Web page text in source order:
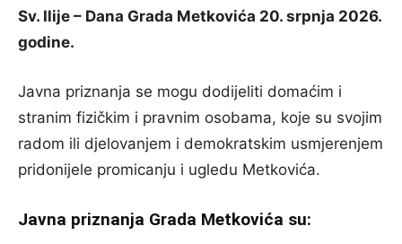
Sv. Ilije – Dana Grada Metkovića 20. srpnja 2026.
godine.
Javna priznanja se mogu dodijeliti domaćim i
stranim fizičkim i pravnim osobama, koje su svojim
radom ili djelovanjem i demokratskim usmjerenjem
pridonijele promicanju i ugledu Metkovića.
Javna priznanja Grada Metkovića su: